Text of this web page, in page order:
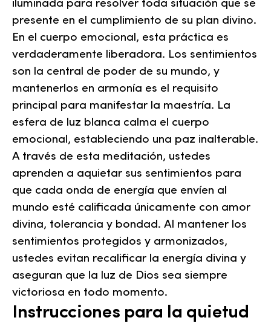
iluminada para resolver toda situación que se
presente en el cumplimiento de su plan divino.
En el cuerpo emocional, esta práctica es
verdaderamente liberadora. Los sentimientos
son la central de poder de su mundo, y
mantenerlos en armonía es el requisito
principal para manifestar la maestría. La
esfera de luz blanca calma el cuerpo
emocional, estableciendo una paz inalterable.
A través de esta meditación, ustedes
aprenden a aquietar sus sentimientos para
que cada onda de energía que envíen al
mundo esté calificada únicamente con amor
divina, tolerancia y bondad. Al mantener los
sentimientos protegidos y armonizados,
ustedes evitan recalificar la energía divina y
aseguran que la luz de Dios sea siempre
victoriosa en todo momento.
Instrucciones para la quietud